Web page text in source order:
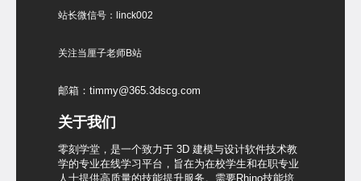
站长微信号：linck002
关注当厘子老师B站
邮箱：timmy@365.3dscg.com
关于我们
零刻学堂，是一个致力于 3D 建模与设计软件技术教
学的专业在线学习平台，旨在为在校学生和在职专业
人士提供高质量的技能提升服务。需要Rhino技能培